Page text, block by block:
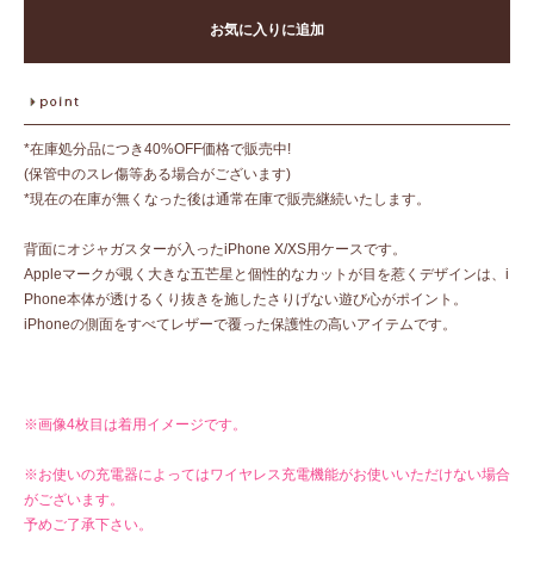
お気に入りに追加
*在庫処分品につき40%OFF価格で販売中!
(保管中のスレ傷等ある場合がございます)
*現在の在庫が無くなった後は通常在庫で販売継続いたします。
背面にオジャガスターが入ったiPhone X/XS用ケースです。
Appleマークが覗く大きな五芒星と個性的なカットが目を惹くデザインは、i
Phone本体が透けるくり抜きを施したさりげない遊び心がポイント。
iPhoneの側面をすべてレザーで覆った保護性の高いアイテムです。
※画像4枚目は着用イメージです。
※お使いの充電器によってはワイヤレス充電機能がお使いいただけない場合
がございます。
予めご了承下さい。